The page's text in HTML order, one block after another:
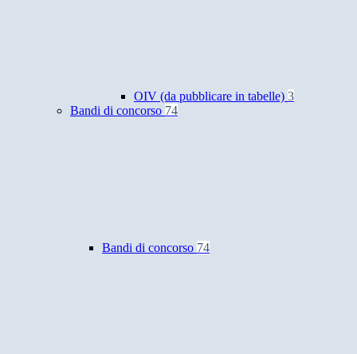
OIV (da pubblicare in tabelle) 3
Bandi di concorso 74
Bandi di concorso 74